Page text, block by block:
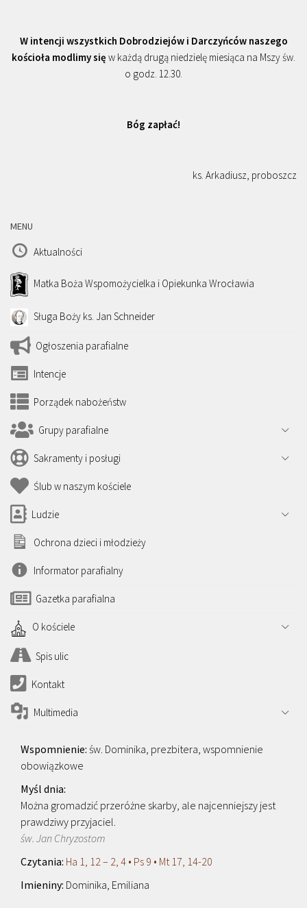
W intencji wszystkich Dobrodziejów i Darczyńców naszego
kościoła modlimy się w każdą drugą niedzielę miesiąca na Mszy św.
o godz. 12.30.
Bóg zapłać!
ks. Arkadiusz, proboszcz
MENU
Aktualności
Matka Boża Wspomożycielka i Opiekunka Wrocławia
Sługa Boży ks. Jan Schneider
Ogłoszenia parafialne
Intencje
Porządek nabożeństw
Grupy parafialne
Sakramenty i posługi
Ślub w naszym kościele
Ludzie
Ochrona dzieci i młodzieży
Informator parafialny
Gazetka parafialna
O kościele
Spis ulic
Kontakt
Multimedia
św. Dominika, prezbitera, wspomnienie
obowiązkowe
Można gromadzić przeróżne skarby, ale najcenniejszy jest
prawdziwy przyjaciel.
św. Jan Chryzostom
Ha 1, 12 – 2, 4 • Ps 9 • Mt 17, 14-20
Dominika, Emiliana